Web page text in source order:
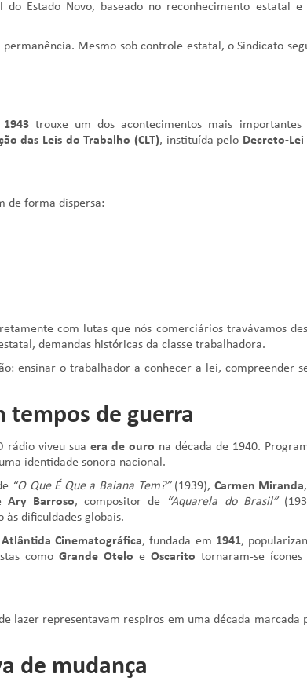
Estado Novo, baseado no reconhecimento estatal e
Mesmo sob controle estatal, o Sindicato
1943trouxe um dos acontecimentos mais importantes
das Leis do Trabalho (CLT), instituída pelo Decreto-Lei
de forma dispersa:
com lutas que nós comerciários travávamos
demandas históricas da classe trabalhadora.
ensinar o trabalhador a conhecer a lei, compreender
tempos de guerra
rádio viveu suaera de ouro na década de 1940.
identidade sonora nacional.
“O Que É Que a Baiana Tem?”(1939), Carmen Miranda
Ary Barroso, compositor de “Aquarela do Brasil”
dificuldades globais.
Cinematográfica, fundada em 1941,
comoGrande Otelo eOscarito tornaram-se ícones
lazer representavam respiros em uma década marcada
de mudança